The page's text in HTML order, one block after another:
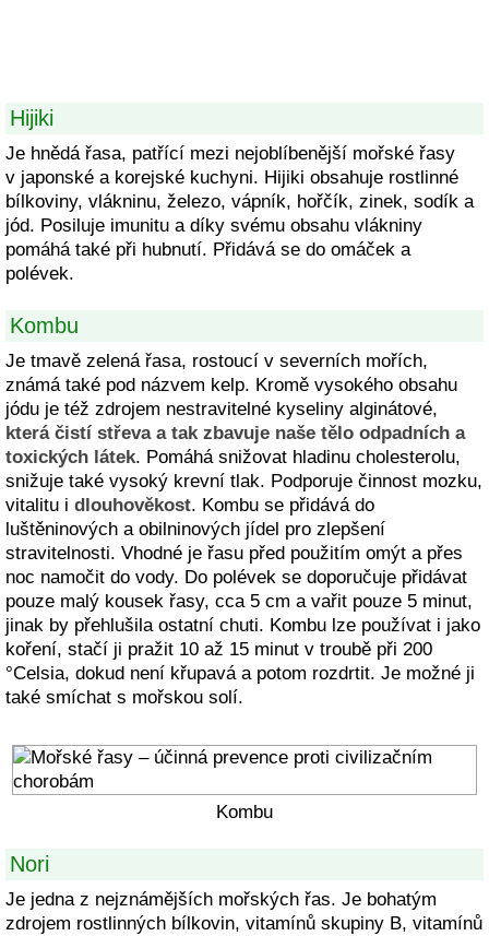
Hijiki
Je hnědá řasa, patřící mezi nejoblíbenější mořské řasy
v japonské a korejské kuchyni. Hijiki obsahuje rostlinné
bílkoviny, vlákninu, železo, vápník, hořčík, zinek, sodík a
jód. Posiluje imunitu a díky svému obsahu vlákniny
pomáhá také při hubnutí. Přidává se do omáček a
polévek.
Kombu
Je tmavě zelená řasa, rostoucí v severních mořích,
známá také pod názvem kelp. Kromě vysokého obsahu
jódu je též zdrojem nestravitelné kyseliny alginátové,
která čistí střeva a tak zbavuje naše tělo odpadních a
toxických látek. Pomáhá snižovat hladinu cholesterolu,
snižuje také vysoký krevní tlak. Podporuje činnost mozku,
vitalitu i dlouhověkost. Kombu se přidává do
luštěninových a obilninových jídel pro zlepšení
stravitelnosti. Vhodné je řasu před použitím omýt a přes
noc namočit do vody. Do polévek se doporučuje přidávat
pouze malý kousek řasy, cca 5 cm a vařit pouze 5 minut,
jinak by přehlušila ostatní chuti. Kombu lze používat i jako
koření, stačí ji pražit 10 až 15 minut v troubě při 200
°Celsia, dokud není křupavá a potom rozdrtit. Je možné ji
také smíchat s mořskou solí.
Kombu
Nori
Je jedna z nejznámějších mořských řas. Je bohatým
zdrojem rostlinných bílkovin, vitamínů skupiny B, vitamínů